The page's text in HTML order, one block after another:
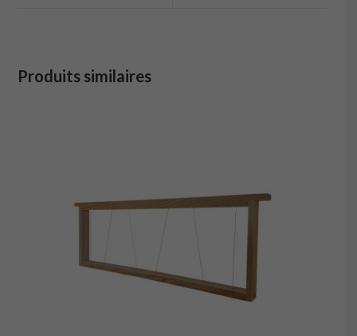
Produits similaires